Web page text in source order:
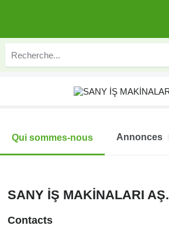
Qui sommes-nous Annonces
SANY İŞ MAKİNALARI AŞ.
Contacts